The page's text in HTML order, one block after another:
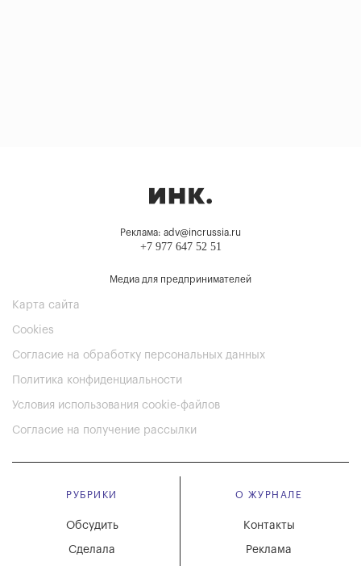
Реклама: adv@incrussia.ru
+7 977 647 52 51
Медиа для предпринимателей
Карта сайта
Cookies
Согласие на обработку персональных данных
Политика конфиденциальности
Условия использования cookie-файлов
Согласие на получение рассылки
РУБРИКИ
Обсудить
Сделала
О ЖУРНАЛЕ
Реклама
Контакты